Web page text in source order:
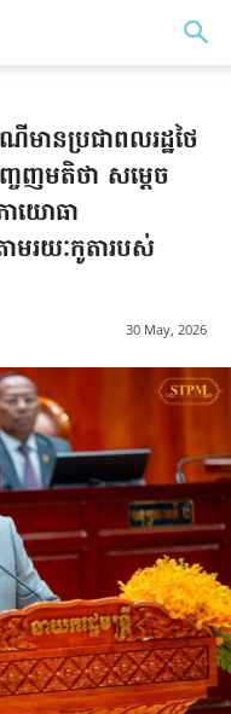
មានប្រជាពលរដ្ឋថៃ
ញមតិថា សម្ដេច
យោធា
មរយៈកូតារបស់
30 May, 2026